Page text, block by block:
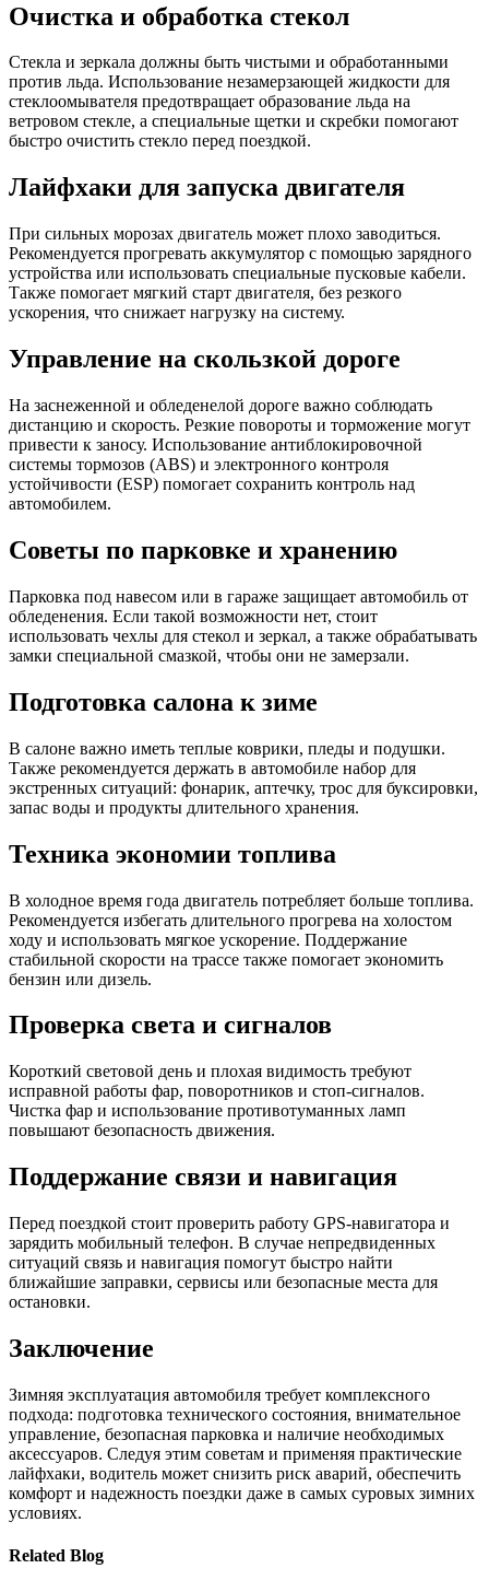
Очистка и обработка стекол
Стекла и зеркала должны быть чистыми и обработанными
против льда. Использование незамерзающей жидкости для
стеклоомывателя предотвращает образование льда на
ветровом стекле, а специальные щетки и скребки помогают
быстро очистить стекло перед поездкой.
Лайфхаки для запуска двигателя
При сильных морозах двигатель может плохо заводиться.
Рекомендуется прогревать аккумулятор с помощью зарядного
устройства или использовать специальные пусковые кабели.
Также помогает мягкий старт двигателя, без резкого
ускорения, что снижает нагрузку на систему.
Управление на скользкой дороге
На заснеженной и обледенелой дороге важно соблюдать
дистанцию и скорость. Резкие повороты и торможение могут
привести к заносу. Использование антиблокировочной
системы тормозов (ABS) и электронного контроля
устойчивости (ESP) помогает сохранить контроль над
автомобилем.
Советы по парковке и хранению
Парковка под навесом или в гараже защищает автомобиль от
обледенения. Если такой возможности нет, стоит
использовать чехлы для стекол и зеркал, а также обрабатывать
замки специальной смазкой, чтобы они не замерзали.
Подготовка салона к зиме
В салоне важно иметь теплые коврики, пледы и подушки.
Также рекомендуется держать в автомобиле набор для
экстренных ситуаций: фонарик, аптечку, трос для буксировки,
запас воды и продукты длительного хранения.
Техника экономии топлива
В холодное время года двигатель потребляет больше топлива.
Рекомендуется избегать длительного прогрева на холостом
ходу и использовать мягкое ускорение. Поддержание
стабильной скорости на трассе также помогает экономить
бензин или дизель.
Проверка света и сигналов
Короткий световой день и плохая видимость требуют
исправной работы фар, поворотников и стоп-сигналов.
Чистка фар и использование противотуманных ламп
повышают безопасность движения.
Поддержание связи и навигация
Перед поездкой стоит проверить работу GPS-навигатора и
зарядить мобильный телефон. В случае непредвиденных
ситуаций связь и навигация помогут быстро найти
ближайшие заправки, сервисы или безопасные места для
остановки.
Заключение
Зимняя эксплуатация автомобиля требует комплексного
подхода: подготовка технического состояния, внимательное
управление, безопасная парковка и наличие необходимых
аксессуаров. Следуя этим советам и применяя практические
лайфхаки, водитель может снизить риск аварий, обеспечить
комфорт и надежность поездки даже в самых суровых зимних
условиях.
Related Blog